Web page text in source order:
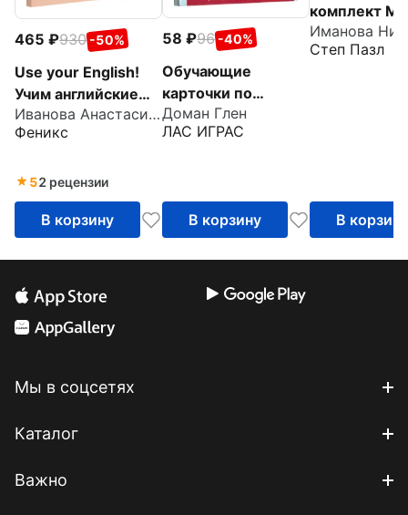
465 930 -50%
Use your English!
Учим английские
слова играючи.
Уровень 1
Иванова Анастасия Евгеньевна
Феникс
52 рецензии
В корзину
58 96 -40%
Обучающие
карточки по
методу Глена
Домана Одежда,
Доман Глен
ЛАС ИГРАС
В корзину
комплект
Степ Пазл
В корзину
Мы в соцсетях
Каталог
Важно